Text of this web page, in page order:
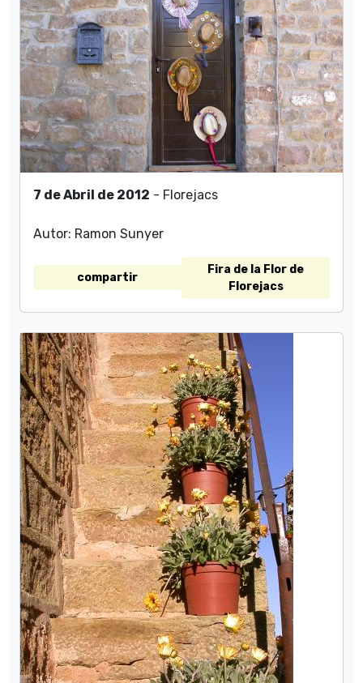
7 de Abril de 2012 - Florejacs
Autor: Ramon Sunyer
compartir
Fira de la Flor de
Florejacs